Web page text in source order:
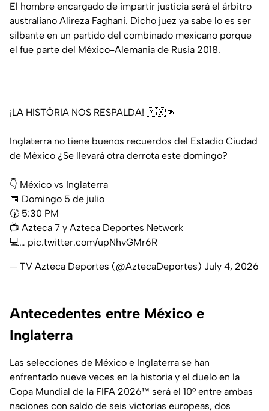
El hombre encargado de impartir justicia será el árbitro
australiano Alireza Faghani. Dicho juez ya sabe lo es ser
silbante en un partido del combinado mexicano porque
el fue parte del México-Alemania de Rusia 2018.
¡LA HISTÓRIA NOS RESPALDA! 🇲🇽👊
Inglaterra no tiene buenos recuerdos del Estadio Ciudad
de México ¿Se llevará otra derrota este domingo?
👇 México vs Inglaterra
📅 Domingo 5 de julio⁣⁣⁣
🕠 5:30 PM⁣⁣⁣
📺 ⁣⁣Azteca 7 y Azteca Deportes Network⁣⁣⁣
💻… pic.twitter.com/upNhvGMr6R
— TV Azteca Deportes (@AztecaDeportes) July 4, 2026
Antecedentes entre México e
Inglaterra
Las selecciones de México e Inglaterra se han
enfrentado nueve veces en la historia y el duelo en la
Copa Mundial de la FIFA 2026™ será el 10° entre ambas
naciones con saldo de seis victorias europeas, dos